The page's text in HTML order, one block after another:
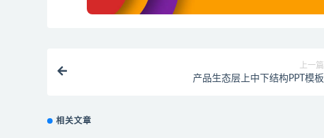
上一篇
产品生态层上中下结构PPT模板
相关文章